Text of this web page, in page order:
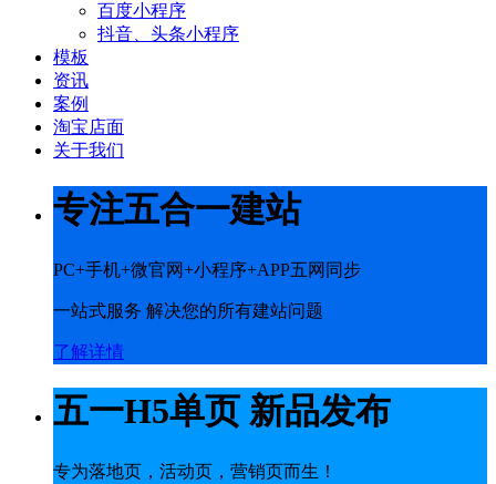
百度小程序
抖音、头条小程序
模板
资讯
案例
淘宝店面
关于我们
专注五合一建站
PC+手机+微官网+小程序+APP五网同步
一站式服务 解决您的所有建站问题
了解详情
五一H5单页 新品发布
专为落地页，活动页，营销页而生！